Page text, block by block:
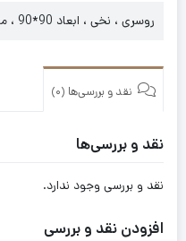
روسری ، نخی ، ابعاد 90*90 ، مناسب بهار و تابستان
نقد و بررسی‌ها (0)
نقد و بررسی‌ها
نقد و بررسی وجود ندارد.
افزودن نقد و بررسی